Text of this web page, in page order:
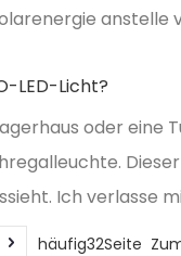
anstelle
LED-Licht?
oder eine
Ich verlasse
häufig32Seite